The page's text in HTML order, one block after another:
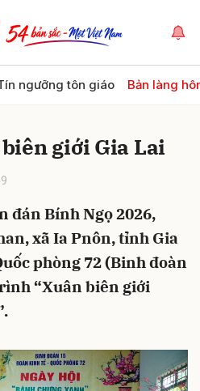
ngưỡng tôn giáo Bản làng
giới Gia Lai
đán Bính Ngọ 2026,
xã Ia Pnôn, tỉnh Gia
phòng 72 (Binh đoàn
“Xuân biên giới
Hủy Gửi